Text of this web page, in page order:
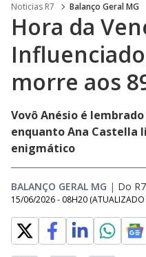
Noticias R7 Balanço Geral MG
Hora da
morre aos
Vovô Anésio é
enquanto Ana Castella
enigmático
BALANÇO GERAL MG | Do R7
15/06/2026 - 08H20 (ATUALIZADO